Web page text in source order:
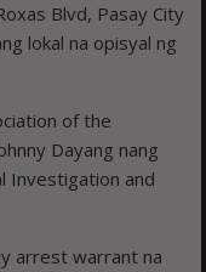
Blvd, Pasay City
lokal na opisyal ng
of the
Dayang nang
Investigation and
arrest warrant na